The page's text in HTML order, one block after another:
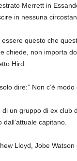
Merrett in
in nessuna
essere questo che
chiede, non importa
Hird.
dire:” Non c’è
di un gruppo di ex club
capitano.
Lloyd, Jobe